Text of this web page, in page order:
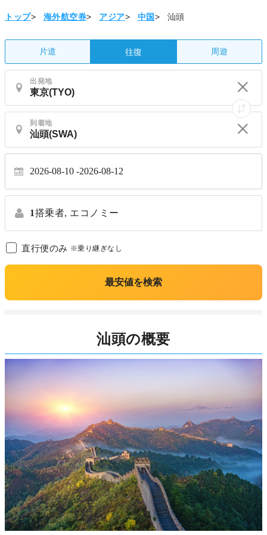
トップ> 海外航空券> アジア> 中国> 汕頭
片道 往復 周遊
出発地
到着地
2026-08-10 2026-08-12
1搭乗者, エコノミー
直行便のみ ※乗り継ぎなし
最安値を検索
汕頭の概要